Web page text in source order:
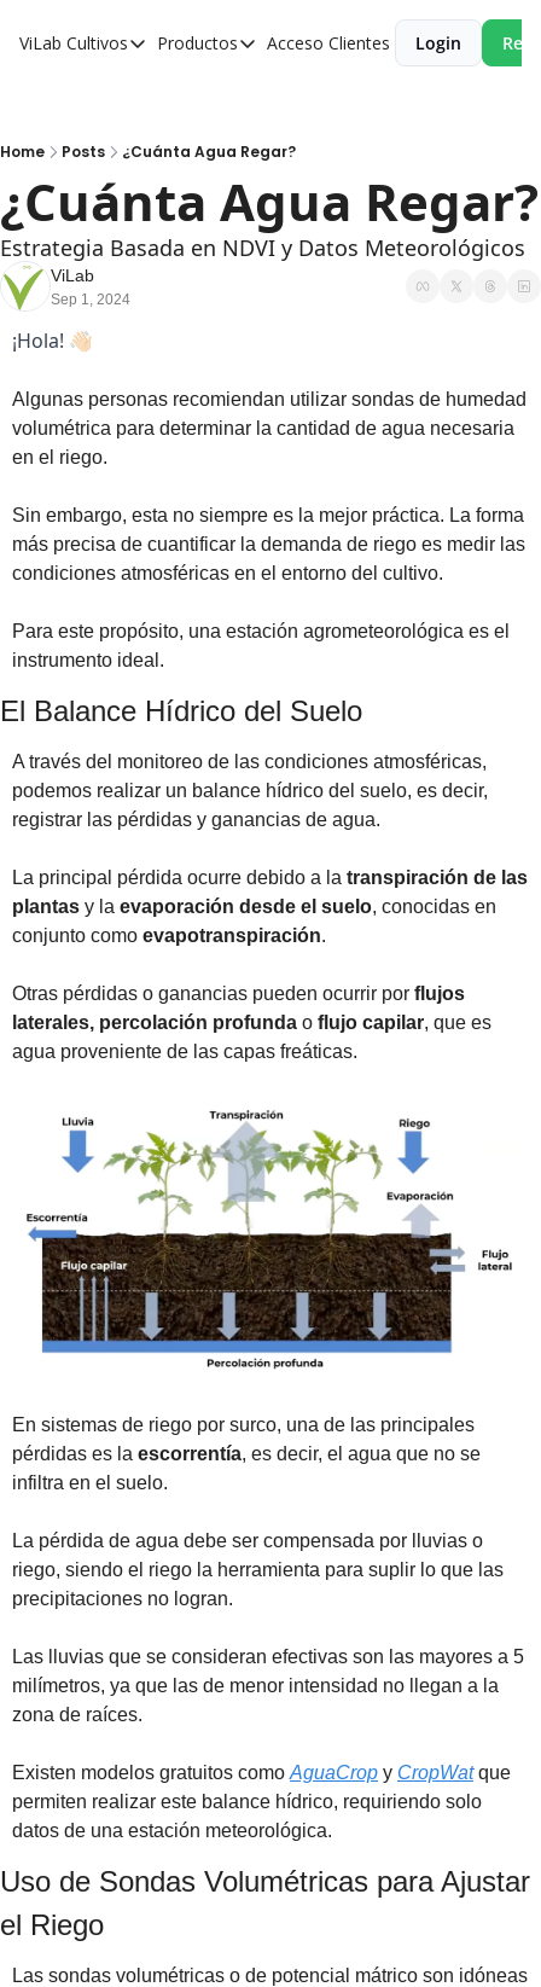
ViLab Cultivos
Cultivos
Olivos
Cítricos
Cerezos
Tabaco
Productos
Productos
Estudio de Zonificación
Monitoreo Satelital de Cultivos
Acceso Clientes Login
Home Posts ¿Cuánta Agua Regar?
¿Cuánta Agua Regar?
Estrategia Basada en NDVI y Datos Meteorológicos
ViLab
Sep 1, 2024
¡Hola! 👋🏻
Algunas personas recomiendan utilizar sondas de humedad
volumétrica para determinar la cantidad de agua necesaria
en el riego.
Sin embargo, esta no siempre es la mejor práctica. La forma
más precisa de cuantificar la demanda de riego es medir las
condiciones atmosféricas en el entorno del cultivo.
Para este propósito, una estación agrometeorológica es el
instrumento ideal.
El Balance Hídrico del Suelo
A través del monitoreo de las condiciones atmosféricas,
podemos realizar un balance hídrico del suelo, es decir,
registrar las pérdidas y ganancias de agua.
La principal pérdida ocurre debido a la transpiración de las
plantas y la evaporación desde el suelo, conocidas en
conjunto como evapotranspiración.
Otras pérdidas o ganancias pueden ocurrir por flujos
laterales, percolación profunda o flujo capilar, que es
agua proveniente de las capas freáticas.
En sistemas de riego por surco, una de las principales
pérdidas es la escorrentía, es decir, el agua que no se
infiltra en el suelo.
La pérdida de agua debe ser compensada por lluvias o
riego, siendo el riego la herramienta para suplir lo que las
precipitaciones no logran.
Las lluvias que se consideran efectivas son las mayores a 5
milímetros, ya que las de menor intensidad no llegan a la
zona de raíces.
Existen modelos gratuitos como AguaCrop y CropWat que
permiten realizar este balance hídrico, requiriendo solo
datos de una estación meteorológica.
Uso de Sondas Volumétricas para Ajustar
el Riego
Las sondas volumétricas o de potencial mátrico son idóneas